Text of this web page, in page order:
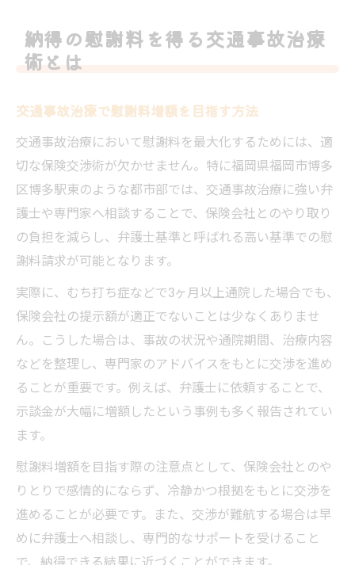
納得の慰謝料を得る交通事故治療
術とは
交通事故治療で慰謝料増額を目指す方法
交通事故治療において慰謝料を最大化するためには、適
切な保険交渉術が欠かせません。特に福岡県福岡市博多
区博多駅東のような都市部では、交通事故治療に強い弁
護士や専門家へ相談することで、保険会社とのやり取り
の負担を減らし、弁護士基準と呼ばれる高い基準での慰
謝料請求が可能となります。
実際に、むち打ち症などで3ヶ月以上通院した場合でも、
保険会社の提示額が適正でないことは少なくありませ
ん。こうした場合は、事故の状況や通院期間、治療内容
などを整理し、専門家のアドバイスをもとに交渉を進め
ることが重要です。例えば、弁護士に依頼することで、
示談金が大幅に増額したという事例も多く報告されてい
ます。
慰謝料増額を目指す際の注意点として、保険会社とのや
りとりで感情的にならず、冷静かつ根拠をもとに交渉を
進めることが必要です。また、交渉が難航する場合は早
めに弁護士へ相談し、専門的なサポートを受けること
で、納得できる結果に近づくことができます。